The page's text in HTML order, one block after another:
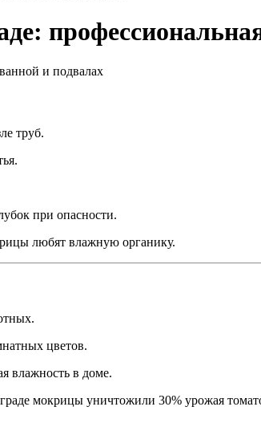
труб.
при опасности.
любят влажную органику.
цветов.
влажность в доме.
мокрицы уничтожили 30% урожая